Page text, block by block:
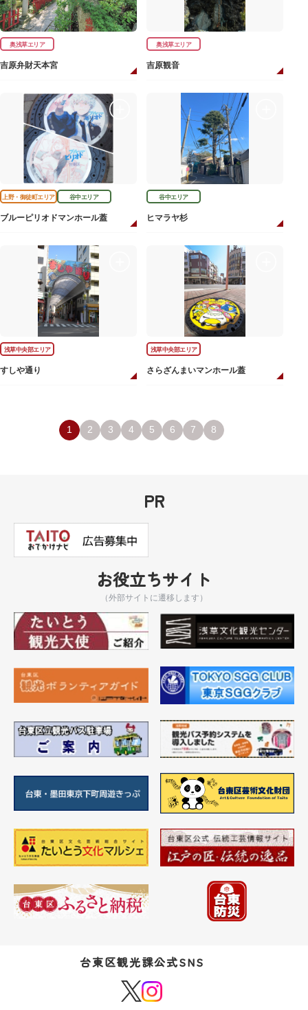
奥浅草エリア
吉原弁財天本宮
奥浅草エリア
吉原観音
上野・御徒町エリア 谷中エリア
ブルーピリオドマンホール蓋
谷中エリア
ヒマラヤ杉
浅草中央部エリア
すしや通り
浅草中央部エリア
さらざんまいマンホール蓋
1 2 3 4 5 6 7 8
PR
お役立ちサイト
（外部サイトに遷移します）
台東区観光課公式SNS